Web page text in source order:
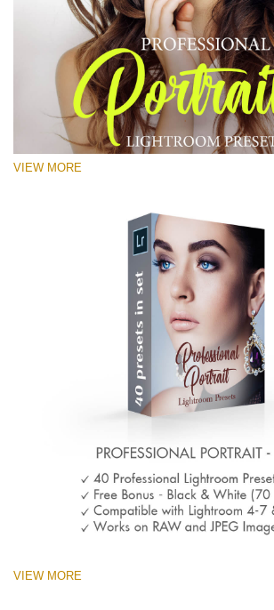
VIEW MORE
VIEW MORE